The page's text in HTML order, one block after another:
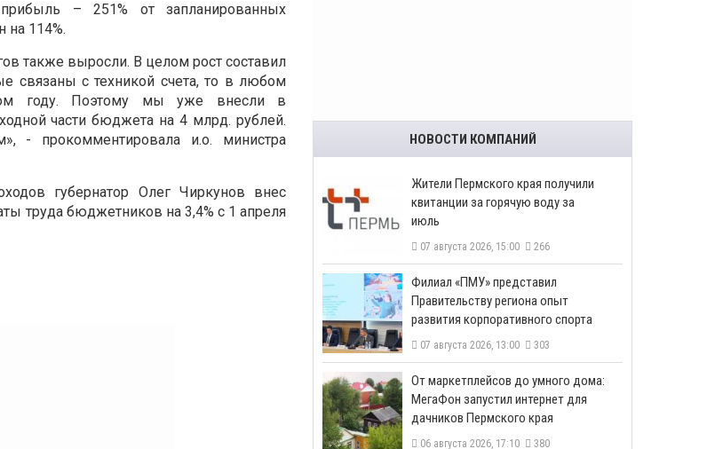
– 251% от запланированных
на 114%.
также выросли. В целом рост составил
связаны с техникой счета, то в любом
году. Поэтому мы уже внесли в
части бюджета на 4 млрд. рублей.
- прокомментировала и.о. министра
губернатор Олег Чиркунов внес
труда бюджетников на 3,4% с 1 апреля
НОВОСТИ КОМПАНИЙ
​Жители Пермского края получили
квитанции за горячую воду за
июль
07 августа 2026, 15:00 266
​Филиал «ПМУ» представил
Правительству региона опыт
развития корпоративного спорта
07 августа 2026, 13:00 303
От маркетплейсов до умного дома:
МегаФон запустил интернет для
дачников Пермского края
06 августа 2026, 17:10 380